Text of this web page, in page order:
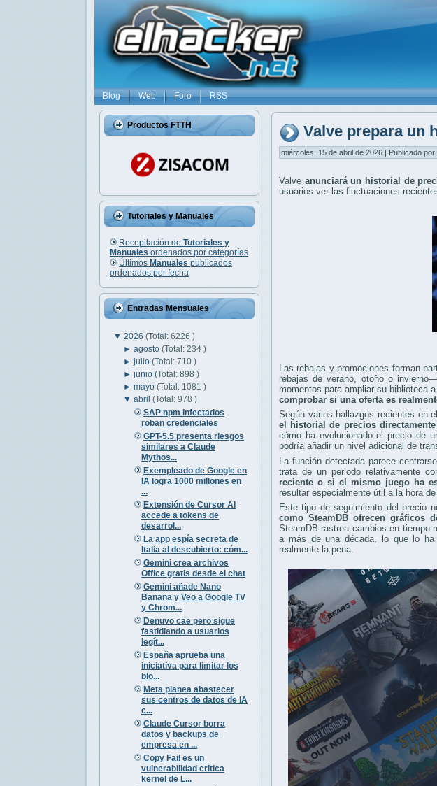
Blog Web Foro RSS
Productos FTTH
Tutoriales y Manuales
Recopilación de Tutoriales y
Manuales ordenados por categorías
Últimos Manuales publicados
ordenados por fecha
Entradas Mensuales
▼ 2026 (Total: 6226 )
►agosto(Total: 234 )
►julio(Total: 710 )
►junio(Total: 898 )
►mayo(Total: 1081 )
▼abril(Total: 978 )
SAP npm infectados
roban credenciales
GPT-5.5 presenta riesgos
similares a Claude
Mythos...
Exempleado de Google en
IA logra 1000 millones en
...
Extensión de Cursor AI
accede a tokens de
desarrol...
La app espía secreta de
Italia al descubierto: cóm...
Gemini crea archivos
Office gratis desde el chat
Gemini añade Nano
Banana y Veo a Google TV
y Chrom...
Denuvo cae pero sigue
fastidiando a usuarios
legít...
España aprueba una
iniciativa para limitar los
blo...
Meta planea abastecer
sus centros de datos de IA
c...
Claude Cursor borra
datos y backups de
empresa en ...
Copy Fail es un
vulnerabilidad critica
kernel de L...
Valve prepara un
miércoles, 15 de abril de 2026 | Publicado por
Valve anunciará un historial de
usuarios ver las fluctuaciones
Las rebajas y promociones forman
rebajas de verano, otoño o
momentos para ampliar su biblioteca
comprobar si una oferta es
Según varios hallazgos recientes en
el historial de precios
cómo ha evolucionado el precio de
podría añadir un nivel adicional de
La función detectada parece
trata de un periodo relativamente
reciente o si el mismo juego ha
resultar especialmente útil a la hora
Este tipo de seguimiento del precio
como SteamDB ofrecen gráficos
SteamDB rastrea cambios en tiempo
a más de una década, lo que lo ha
realmente la pena.